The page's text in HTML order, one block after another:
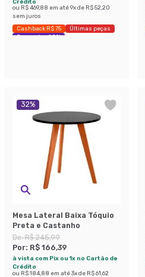
ou R$ 469,88 em até9x de R$ 52,20
sem juros
Cashback R$ 75
Últimas peças
Economize 28%
32%
Mesa Lateral Baixa Tóquio
Preta e Castanho
De:R$ 245,99
Por: R$ 166,39
à vista com Pix ou 1x no Cartão de
Crédito
ou R$ 184,88 em até3x de R$ 61,62